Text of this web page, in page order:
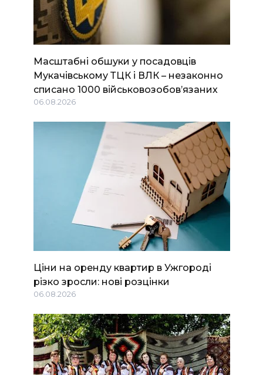
Масштабні обшуки у посадовців
Мукачівському ТЦК і ВЛК – незаконно
списано 1000 військовозобов’язаних
06.08.2026
Ціни на оренду квартир в Ужгороді
різко зросли: нові розцінки
06.08.2026